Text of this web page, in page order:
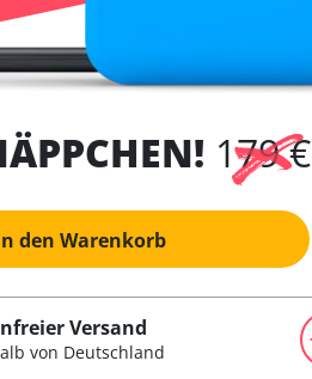
179 €
den Warenkorb
Versand
von Deutschland